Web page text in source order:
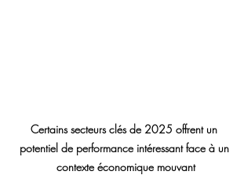
Certains secteurs clés de 2025 offrent un
potentiel de performance intéressant face à un
contexte économique mouvant